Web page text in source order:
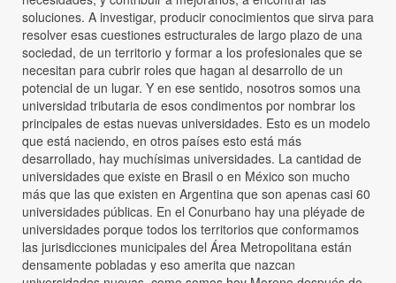
soluciones. A investigar, producir conocimientos que sirva para
resolver esas cuestiones estructurales de largo plazo de una
sociedad, de un territorio y formar a los profesionales que se
necesitan para cubrir roles que hagan al desarrollo de un
potencial de un lugar. Y en ese sentido, nosotros somos una
universidad tributaria de esos condimentos por nombrar los
principales de estas nuevas universidades. Esto es un modelo
que está naciendo, en otros países esto está más
desarrollado, hay muchísimas universidades. La cantidad de
universidades que existe en Brasil o en México son mucho
más que las que existen en Argentina que son apenas casi 60
universidades públicas. En el Conurbano hay una pléyade de
universidades porque todos los territorios que conformamos
las jurisdicciones municipales del Área Metropolitana están
densamente pobladas y eso amerita que nazcan